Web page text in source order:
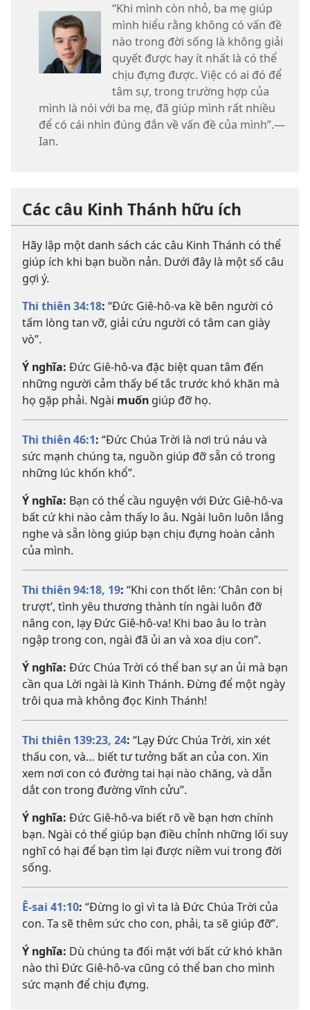
“Khi mình còn nhỏ, ba mẹ giúp
mình hiểu rằng không có vấn đề
nào trong đời sống là không giải
quyết được hay ít nhất là có thể
chịu đựng được. Việc có ai đó để
tâm sự, trong trường hợp của
mình là nói với ba mẹ, đã giúp mình rất nhiều
để có cái nhìn đúng đắn về vấn đề của mình”.—
Ian.
Các câu Kinh Thánh hữu ích
Hãy lập một danh sách các câu Kinh Thánh có thể
giúp ích khi bạn buồn nản. Dưới đây là một số câu
gợi ý.
Thi thiên 34:18: “Đức Giê-hô-va kề bên người có
tấm lòng tan vỡ, giải cứu người có tâm can giày
vò”.
Ý nghĩa: Đức Giê-hô-va đặc biệt quan tâm đến
những người cảm thấy bế tắc trước khó khăn mà
họ gặp phải. Ngài muốn giúp đỡ họ.
Thi thiên 46:1: “Đức Chúa Trời là nơi trú náu và
sức mạnh chúng ta, nguồn giúp đỡ sẵn có trong
những lúc khốn khổ”.
Ý nghĩa: Bạn có thể cầu nguyện với Đức Giê-hô-va
bất cứ khi nào cảm thấy lo âu. Ngài luôn luôn lắng
nghe và sẵn lòng giúp bạn chịu đựng hoàn cảnh
của mình.
Thi thiên 94:18, 19: “Khi con thốt lên: ‘Chân con bị
trượt’, tình yêu thương thành tín ngài luôn đỡ
nâng con, lạy Đức Giê-hô-va! Khi bao âu lo tràn
ngập trong con, ngài đã ủi an và xoa dịu con”.
Ý nghĩa: Đức Chúa Trời có thể ban sự an ủi mà bạn
cần qua Lời ngài là Kinh Thánh. Đừng để một ngày
trôi qua mà không đọc Kinh Thánh!
Thi thiên 139:23, 24: “Lạy Đức Chúa Trời, xin xét
thấu con, và… biết tư tưởng bất an của con. Xin
xem nơi con có đường tai hại nào chăng, và dẫn
dắt con trong đường vĩnh cửu”.
Ý nghĩa: Đức Giê-hô-va biết rõ về bạn hơn chính
bạn. Ngài có thể giúp bạn điều chỉnh những lối suy
nghĩ có hại để bạn tìm lại được niềm vui trong đời
sống.
Ê-sai 41:10: “Đừng lo gì vì ta là Đức Chúa Trời của
con. Ta sẽ thêm sức cho con, phải, ta sẽ giúp đỡ”.
Ý nghĩa: Dù chúng ta đối mặt với bất cứ khó khăn
nào thì Đức Giê-hô-va cũng có thể ban cho mình
sức mạnh để chịu đựng.